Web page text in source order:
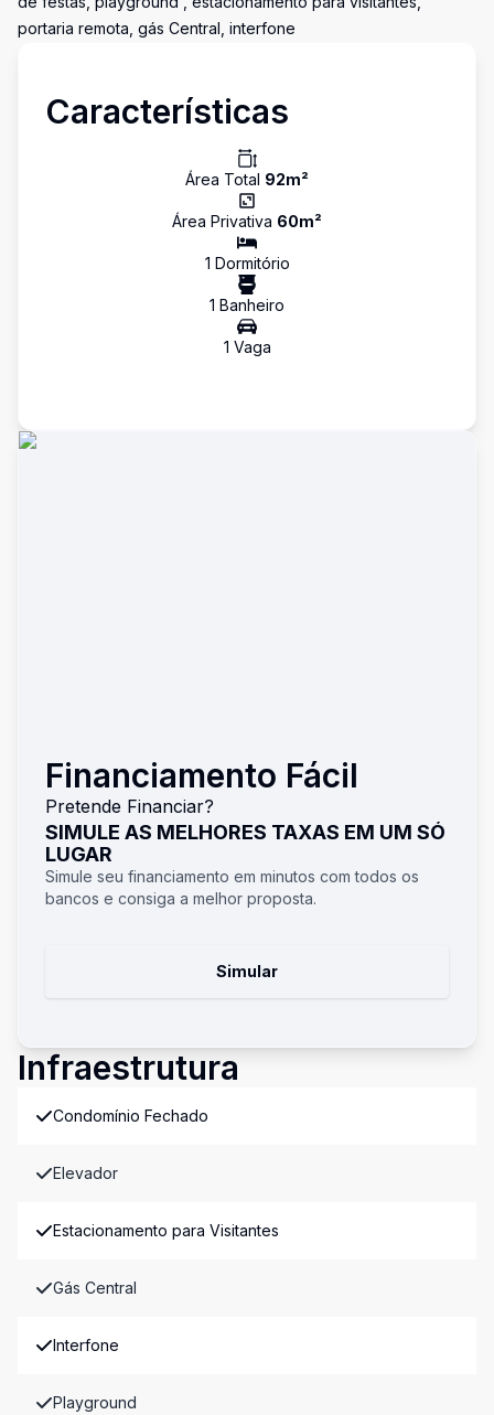
portaria remota, gás Central, interfone
Características
Área Total 92m²
Área Privativa 60m²
1 Dormitório
1 Banheiro
1 Vaga
Financiamento Fácil
Pretende Financiar?
SIMULE AS MELHORES TAXAS EM UM SÓ
LUGAR
Simule seu financiamento em minutos com todos os
bancos e consiga a melhor proposta.
Simular
Infraestrutura
Condomínio Fechado
Elevador
Estacionamento para Visitantes
Gás Central
Interfone
Playground